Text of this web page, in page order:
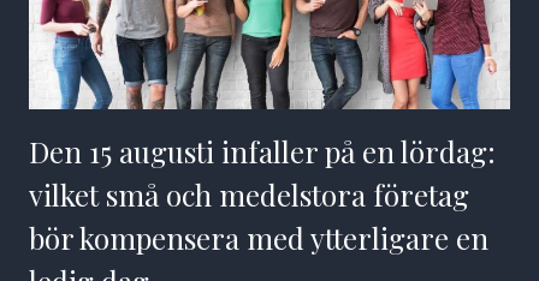
Den 15 augusti infaller på en lördag:
vilket små och medelstora företag
bör kompensera med ytterligare en